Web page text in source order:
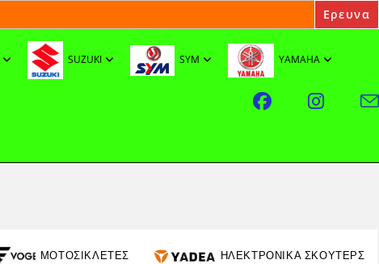
SUZUKI SYM YAMAHA
ΜΟΤΟΣΙΚΛΕΤΕΣ ΗΛΕΚΤΡΟΝΙΚΑ ΣΚΟΥΤΕΡΣ